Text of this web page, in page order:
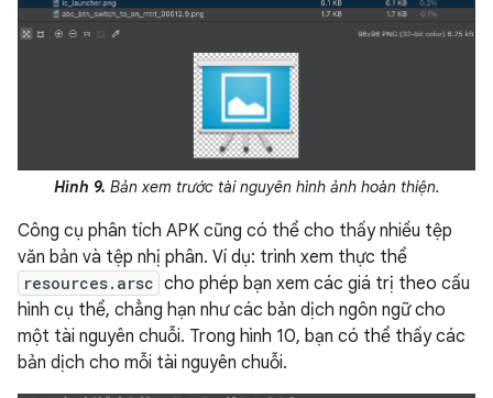
Hình 9. Bản xem trước tài nguyên hình ảnh hoàn thiện.
Công cụ phân tích APK cũng có thể cho thấy nhiều tệp
văn bản và tệp nhị phân. Ví dụ: trình xem thực thể
resources.arsc cho phép bạn xem các giá trị theo cấu
hình cụ thể, chẳng hạn như các bản dịch ngôn ngữ cho
một tài nguyên chuỗi. Trong hình 10, bạn có thể thấy các
bản dịch cho mỗi tài nguyên chuỗi.